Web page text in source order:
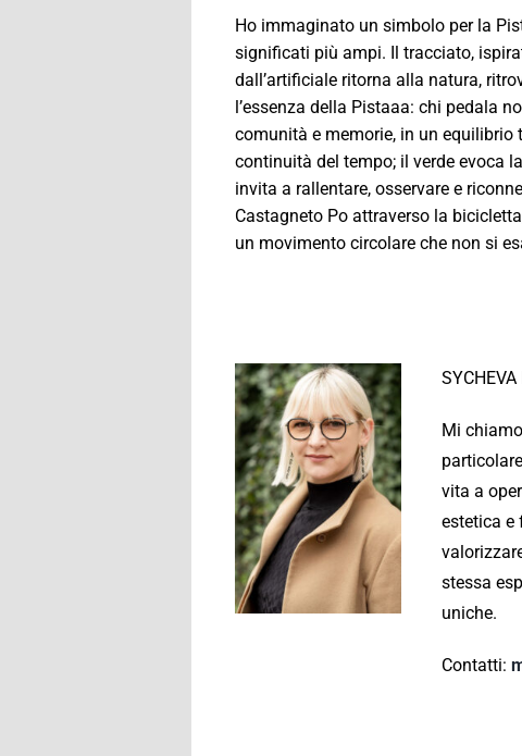
Ho immaginato un simbolo per la
significati più ampi. Il tracciato,
dall’artificiale ritorna alla natura,
l’essenza della Pistaaa: chi pedala
comunità e memorie, in un
continuità del tempo; il verde evoca
invita a rallentare, osservare e
Castagneto Po attraverso la
un movimento circolare che non si
Mi
vita a
estetica e
stessa
uniche.
Contatti: